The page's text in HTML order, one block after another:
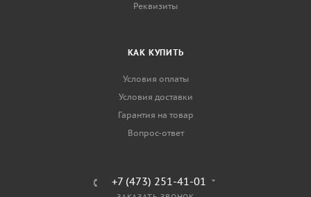
Реквизиты
КАК КУПИТЬ
Условия оплаты
Условия доставки
Гарантия на товар
Вопрос-ответ
+7 (473) 251-41-01